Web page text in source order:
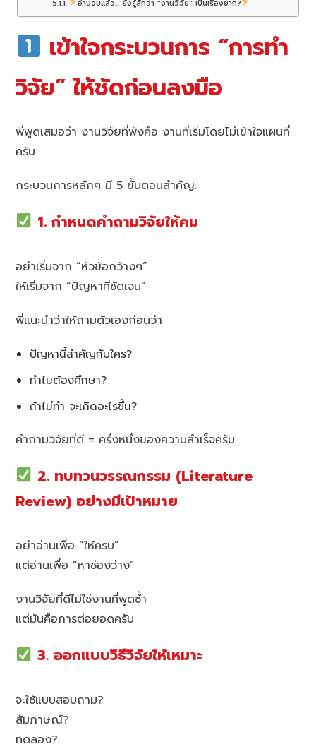
อ่านจบแล้ว... ยังรู้สึกว่า "งานวิจัย" เป็นเรื่องยาก?
เข้าใจกระบวนการ “การทำ
วิจัย” ให้ชัดก่อนลงมือ
พี่พูดเสมอว่า งานวิจัยที่พังคือ งานที่เริ่มโดยไม่เข้าใจแผนที่
ครับ
กระบวนการหลักๆ มี 5 ขั้นตอนสำคัญ:
1. กำหนดคำถามวิจัยให้คม
อย่าเริ่มจาก “หัวข้อกว้างๆ”
ให้เริ่มจาก “ปัญหาที่ชัดเจน”
พี่แนะนำว่าให้ถามตัวเองก่อนว่า
ปัญหานี้สำคัญกับใคร?
ทำไมต้องศึกษา?
ถ้าไม่ทำ จะเกิดอะไรขึ้น?
คำถามวิจัยที่ดี = ครึ่งหนึ่งของความสำเร็จครับ
2. ทบทวนวรรณกรรม (Literature
Review) อย่างมีเป้าหมาย
อย่าอ่านเพื่อ “ให้ครบ”
แต่อ่านเพื่อ “หาช่องว่าง”
งานวิจัยที่ดีไม่ใช่งานที่พูดซ้ำ
แต่มันคือการต่อยอดครับ
3. ออกแบบวิธีวิจัยให้เหมาะ
จะใช้แบบสอบถาม?
สัมภาษณ์?
ทดลอง?